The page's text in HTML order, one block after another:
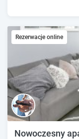
Rezerwacje online
Nowoczesny